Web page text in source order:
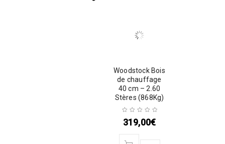
Woodstock Bois
de chauffage
40 cm – 2.60
Stères (868Kg)
319,00€